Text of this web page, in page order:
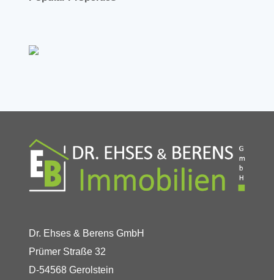
Dr. Ehses & Berens GmbH
Prümer Straße 32
D-54568 Gerolstein